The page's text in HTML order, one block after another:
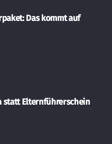
Das kommt auf
statt Elternführerschein